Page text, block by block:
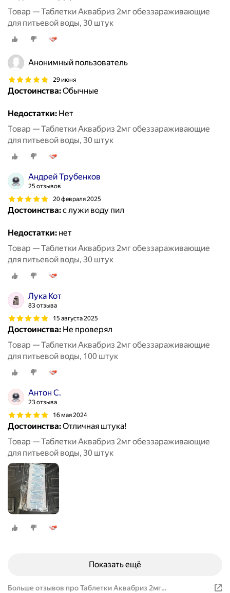
Товар — Таблетки Аквабриз 2мг обеззараживающие
для питьевой воды, 30 штук
Анонимный пользователь
29 июня
Достоинства:Обычные
Недостатки: Нет
Товар — Таблетки Аквабриз 2мг обеззараживающие
для питьевой воды, 30 штук
Андрей Трубенков
25 отзывов
20 февраля 2025
Достоинства:с лужи воду пил
Недостатки: нет
Товар — Таблетки Аквабриз 2мг обеззараживающие
для питьевой воды, 30 штук
Лука Кот
83 отзыва
15 августа 2025
Достоинства: Не проверял
Товар — Таблетки Аквабриз 2мг обеззараживающие
для питьевой воды, 100 штук
Антон С.
23 отзыва
16 мая 2024
Достоинства:Отличная штука!
Товар — Таблетки Аквабриз 2мг обеззараживающие
для питьевой воды, 30 штук
Показать ещё
Больше отзывов про Таблетки Аквабриз 2мг